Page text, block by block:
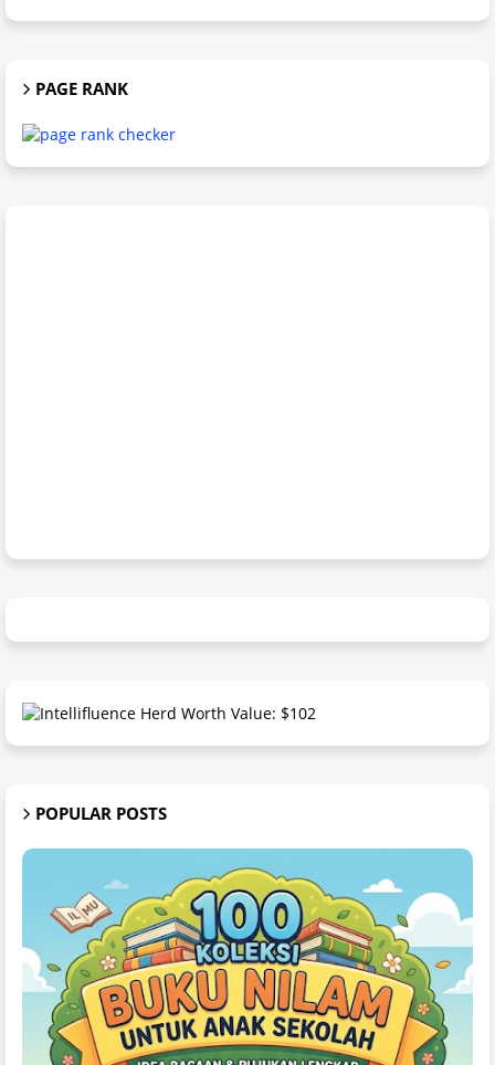
PAGE RANK
POPULAR POSTS